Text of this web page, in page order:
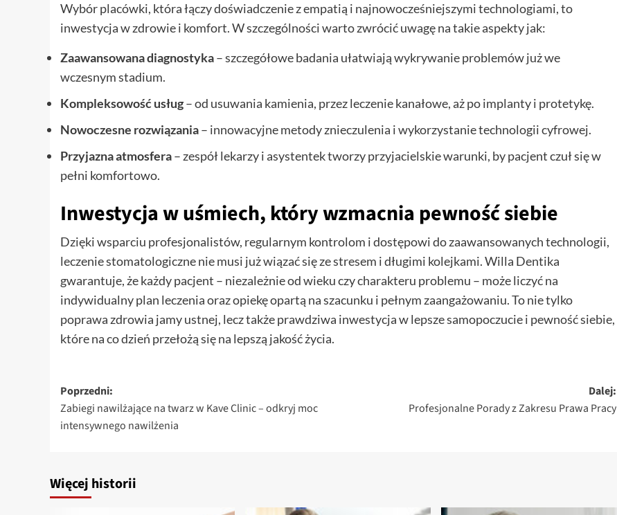
Wybór placówki, która łączy doświadczenie z empatią i najnowocześniejszymi technologiami, to
inwestycja w zdrowie i komfort. W szczególności warto zwrócić uwagę na takie aspekty jak:
Zaawansowana diagnostyka– szczegółowe badania ułatwiają wykrywanie problemów już we
wczesnym stadium.
Kompleksowość usług– od usuwania kamienia, przez leczenie kanałowe, aż po implanty i protetykę.
Nowoczesne rozwiązania– innowacyjne metody znieczulenia i wykorzystanie technologii cyfrowej.
Przyjazna atmosfera– zespół lekarzy i asystentek tworzy przyjacielskie warunki, by pacjent czuł się w
pełni komfortowo.
Inwestycja w uśmiech, który wzmacnia pewność siebie
Dzięki wsparciu profesjonalistów, regularnym kontrolom i dostępowi do zaawansowanych technologii,
leczenie stomatologiczne nie musi już wiązać się ze stresem i długimi kolejkami. Willa Dentika
gwarantuje, że każdy pacjent – niezależnie od wieku czy charakteru problemu – może liczyć na
indywidualny plan leczenia oraz opiekę opartą na szacunku i pełnym zaangażowaniu. To nie tylko
poprawa zdrowia jamy ustnej, lecz także prawdziwa inwestycja w lepsze samopoczucie i pewność siebie,
które na co dzień przełożą się na lepszą jakość życia.
Zobacz
wpisy
Poprzedni:
Zabiegi nawilżające na twarz w Kave Clinic – odkryj moc
intensywnego nawilżenia
Dalej:
Profesjonalne Porady z Zakresu Prawa Pracy
Więcej historii